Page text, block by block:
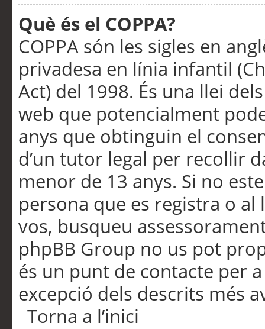
Què és el COPPA?
COPPA són les sigles en
privadesa en línia infantil
Act) del 1998. És una llei
web que potencialment
anys que obtinguin el
d’un tutor legal per recollir
menor de 13 anys. Si no
persona que es registra o
vos, busqueu
phpBB Group no us pot
és un punt de contacte per
excepció dels descrits més
Torna a l’inici